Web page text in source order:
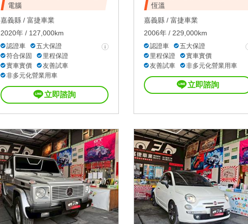
電腦
嘉義縣 / 富捷車業
2020年 / 127,000km
認證車
五大保證
符合保固
里程保證
實車實價
友善試車
非多元化營業用車
立即諮詢
恆溫
嘉義縣 / 富捷車業
2006年 / 229,000km
認證車
五大保證
里程保證
實車實價
友善試車
非多元化營業用車
立即諮詢